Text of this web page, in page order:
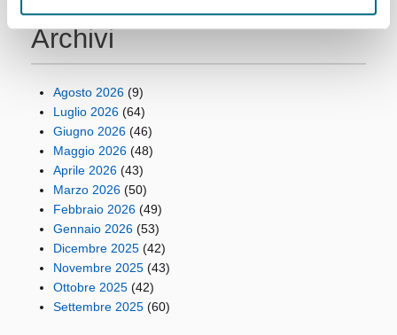
Archivi
Agosto 2026 (9)
Luglio 2026 (64)
Giugno 2026 (46)
Maggio 2026 (48)
Aprile 2026 (43)
Marzo 2026 (50)
Febbraio 2026 (49)
Gennaio 2026 (53)
Dicembre 2025 (42)
Novembre 2025 (43)
Ottobre 2025 (42)
Settembre 2025 (60)